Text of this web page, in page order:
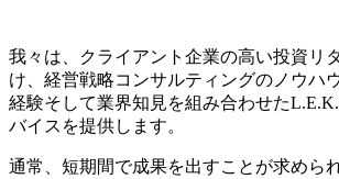
我々は、クライアント企業の高い投資リ
け、経営戦略コンサルティングのノウハ
経験そして業界知見を組み合わせた
バイスを提供します。
通常、短期間で成果を出すことが求めら